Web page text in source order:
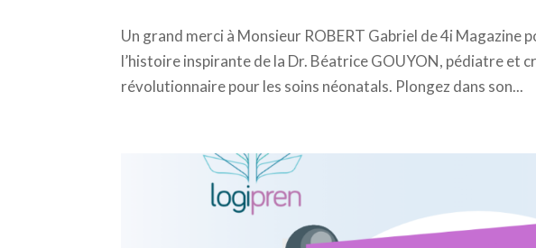
Un grand merci à Monsieur ROBERT Gabriel de 4i
l’histoire inspirante de la Dr. Béatrice GOUYON, pédiatre et
révolutionnaire pour les soins néonatals. Plongez dans son...